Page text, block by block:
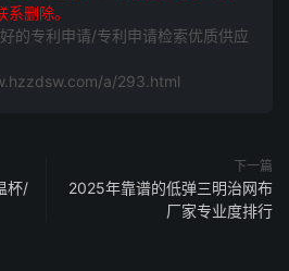
删除。
的专利申请/专利申请检索优质供应
a/293.html
杯/
下一篇
2025年靠谱的低弹三明治网布
厂家专业度排行